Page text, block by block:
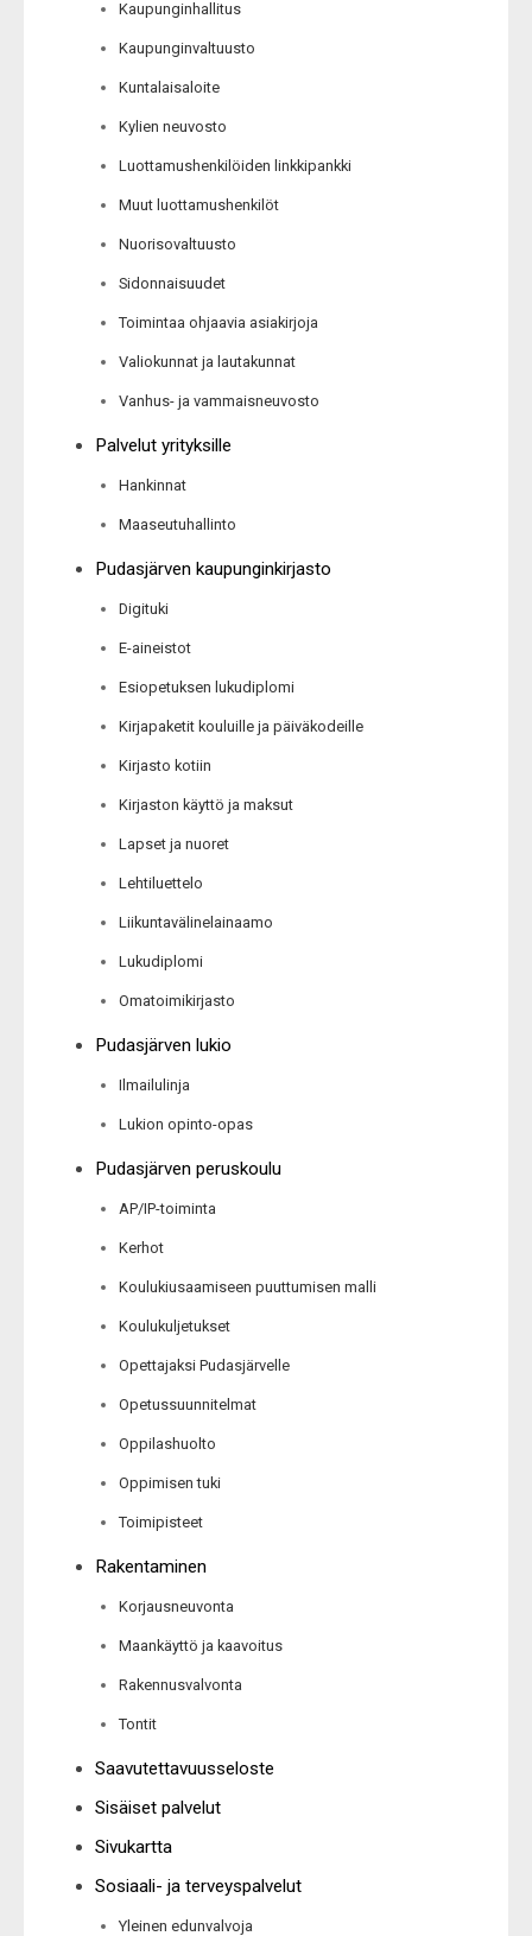
Kaupunginhallitus
Kaupunginvaltuusto
Kuntalaisaloite
Kylien neuvosto
Luottamushenkilöiden linkkipankki
Muut luottamushenkilöt
Nuorisovaltuusto
Sidonnaisuudet
Toimintaa ohjaavia asiakirjoja
Valiokunnat ja lautakunnat
Vanhus- ja vammaisneuvosto
Palvelut yrityksille
Hankinnat
Maaseutuhallinto
Pudasjärven kaupunginkirjasto
Digituki
E-aineistot
Esiopetuksen lukudiplomi
Kirjapaketit kouluille ja päiväkodeille
Kirjasto kotiin
Kirjaston käyttö ja maksut
Lapset ja nuoret
Lehtiluettelo
Liikuntavälinelainaamo
Lukudiplomi
Omatoimikirjasto
Pudasjärven lukio
Ilmailulinja
Lukion opinto-opas
Pudasjärven peruskoulu
AP/IP-toiminta
Kerhot
Koulukiusaamiseen puuttumisen malli
Koulukuljetukset
Opettajaksi Pudasjärvelle
Opetussuunnitelmat
Oppilashuolto
Oppimisen tuki
Toimipisteet
Rakentaminen
Korjausneuvonta
Maankäyttö ja kaavoitus
Rakennusvalvonta
Tontit
Saavutettavuusseloste
Sisäiset palvelut
Sivukartta
Sosiaali- ja terveyspalvelut
Yleinen edunvalvoja